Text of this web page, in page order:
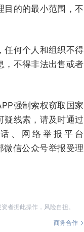
目的的最小范围，不
任何个人和组织不得
，不得非法出售或者
强制索权窃取国家
疑线索，请及时通过
、网络举报平台
微信公众号举报受理
者据此操作，风险自担。
商务合作